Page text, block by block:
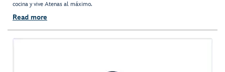
cocina y vive Atenas al máximo.
Read more